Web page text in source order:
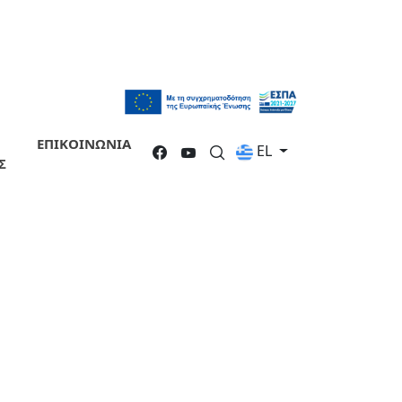
ΕΠΙΚΟΙΝΩΝΙΑ EL